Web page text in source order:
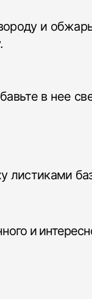
и
в нее
листиками
и